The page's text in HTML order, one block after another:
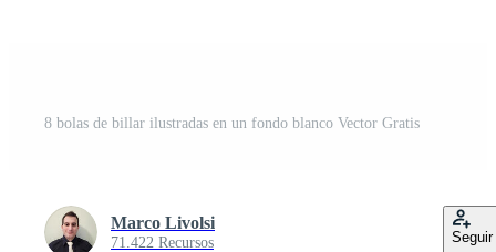
8 bolas de billar ilustradas en un fondo blanco Vector Gratis
Marco Livolsi
71.422 Recursos Seguir